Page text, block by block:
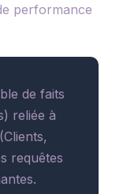
performance
de faits
reliée à
requêtes